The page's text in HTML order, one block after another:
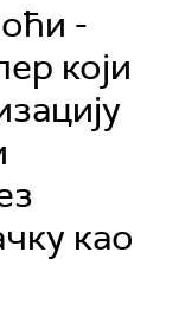
-
који
као